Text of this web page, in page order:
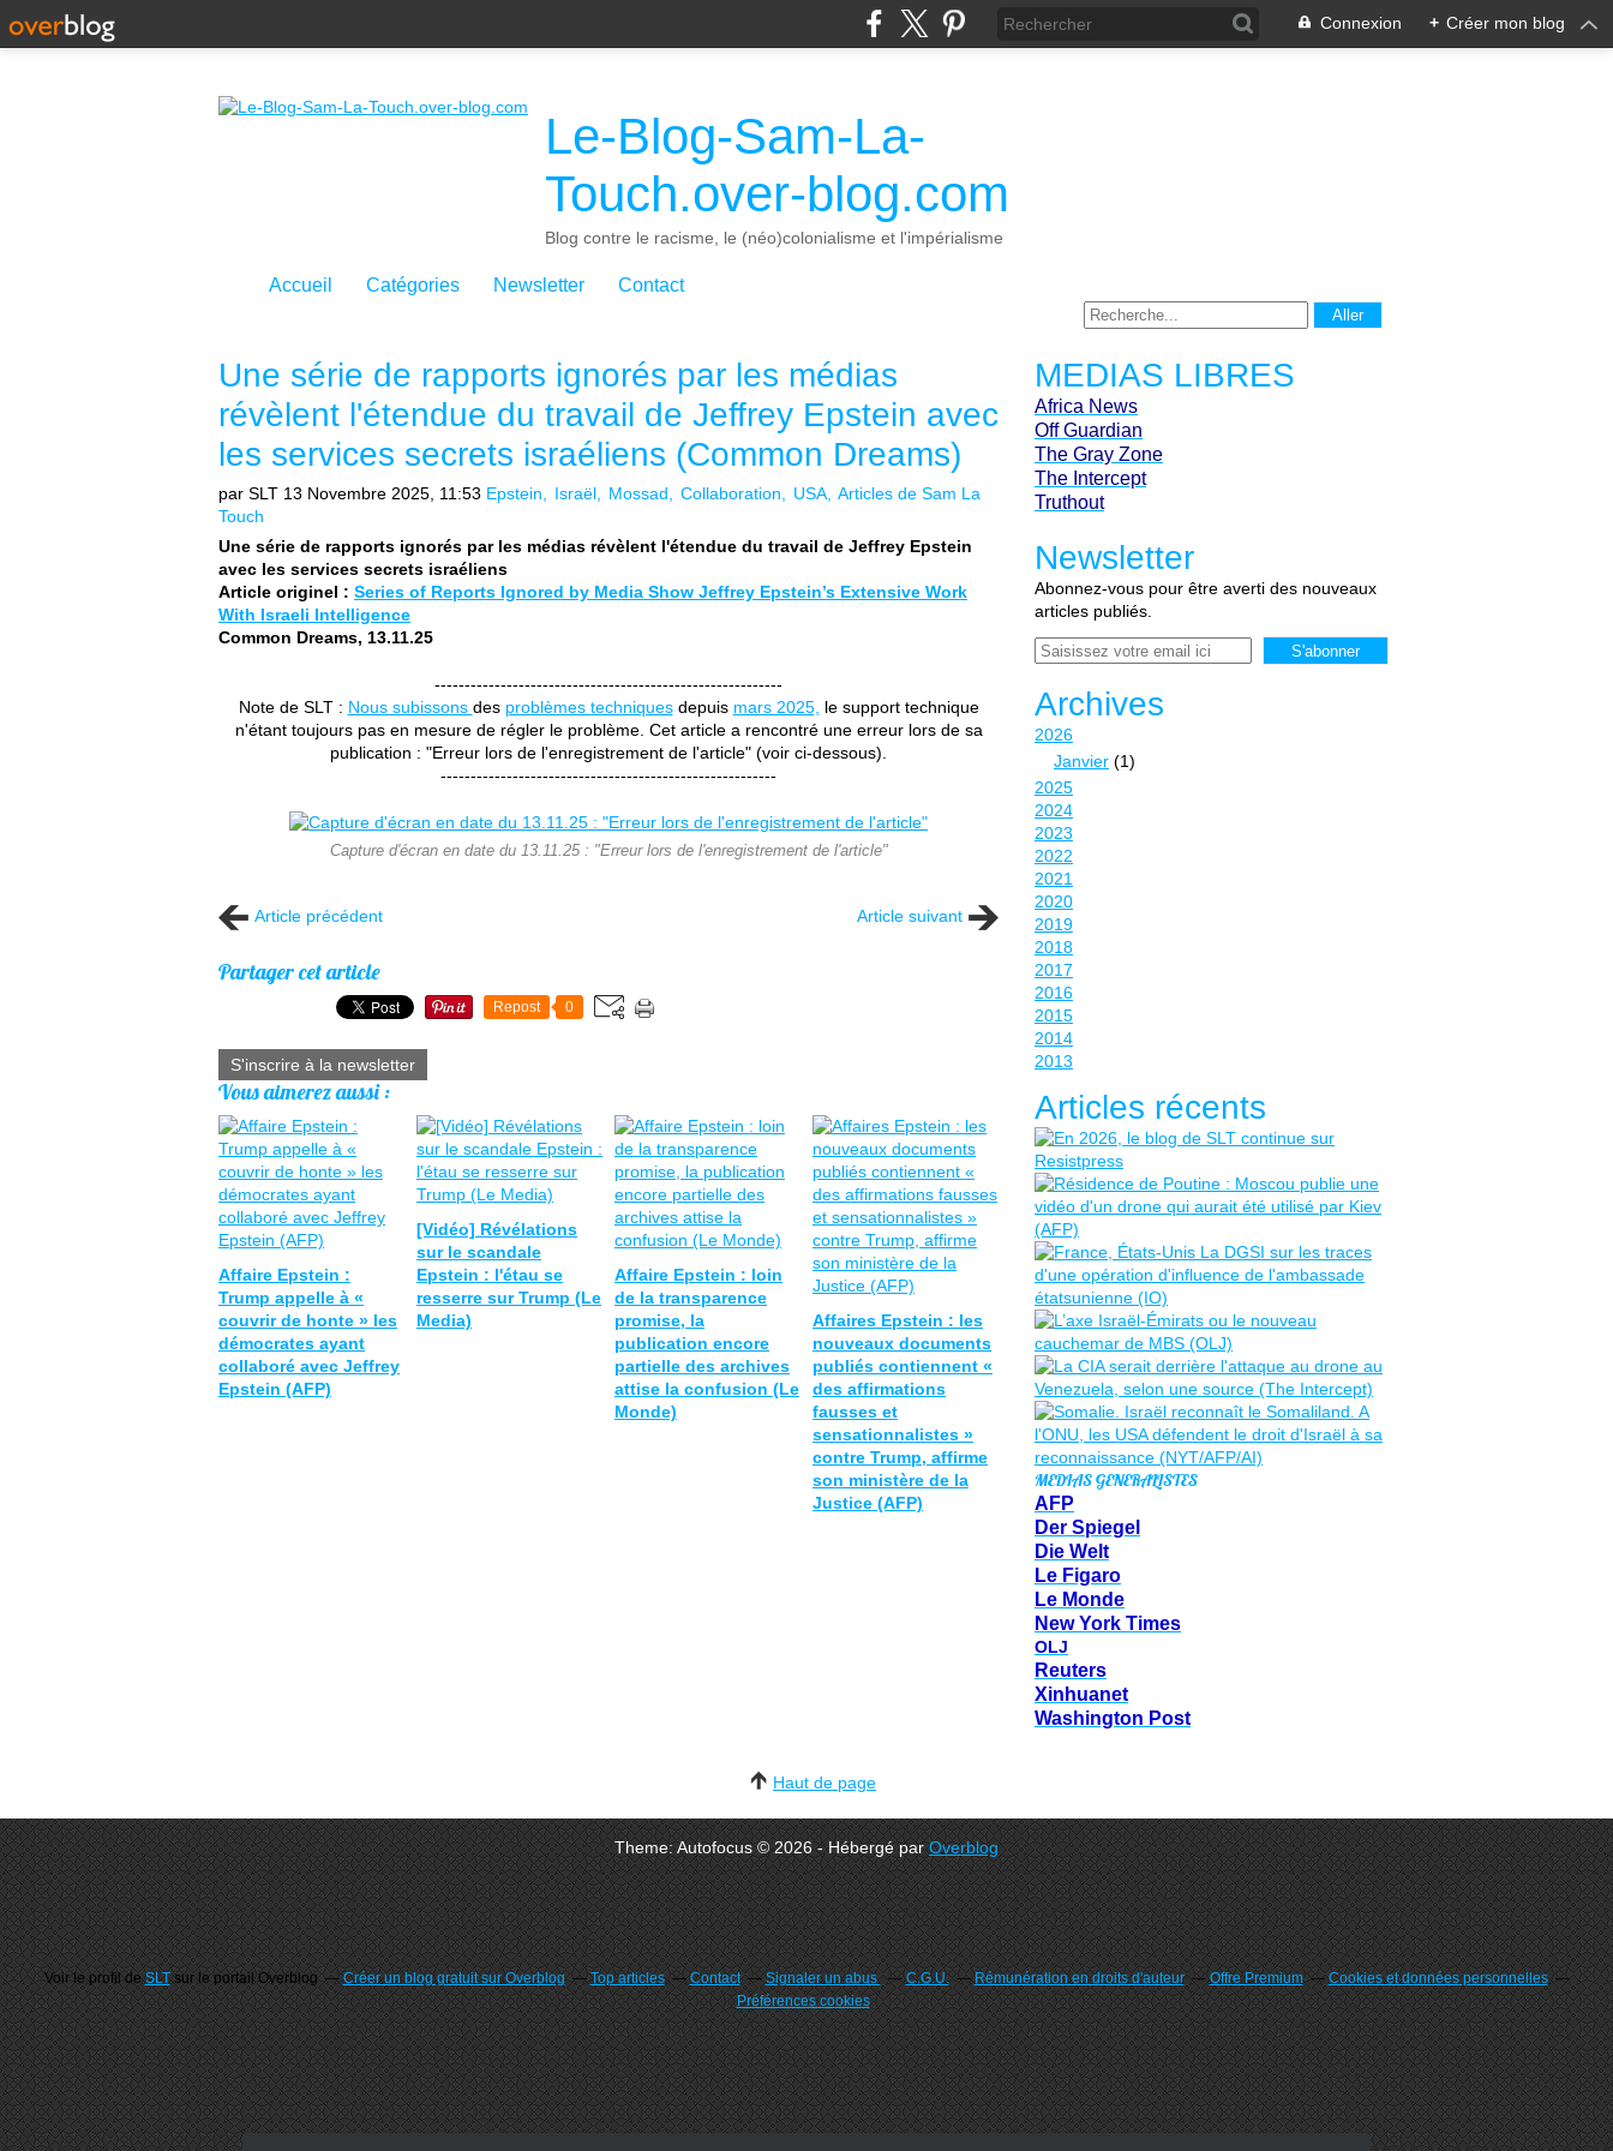
Connexion + Créer mon blog
Le-Blog-Sam-La-
Touch.over-blog.com
Blog contre le racisme, le (néo)colonialisme et l'impérialisme
Accueil Catégories Newsletter Contact
Une série de rapports ignorés par les médias
révèlent l'étendue du travail de Jeffrey Epstein avec
les services secrets israéliens (Common Dreams)
par SLT 13 Novembre 2025, 11:53 Epstein Israël Mossad Collaboration USA Articles de Sam La
Touch
Une série de rapports ignorés par les médias révèlent l'étendue du travail de Jeffrey Epstein
avec les services secrets israéliens
Article originel : Series of Reports Ignored by Media Show Jeffrey Epstein’s Extensive Work
With Israeli Intelligence
Common Dreams, 13.11.25
----------------------------------------------------------
Note de SLT : Nous subissons des problèmes techniquesdepuis mars 2025, le support technique
n'étant toujours pas en mesure de régler le problème. Cet article a rencontré une erreur lors de sa
publication : "Erreur lors de l'enregistrement de l'article" (voir ci-dessous).
--------------------------------------------------------
Capture d'écran en date du 13.11.25 : "Erreur lors de l'enregistrement de l'article"
Article précédent Article suivant
Partager cet article
Repost 0
S'inscrire à la newsletter
Vous aimerez aussi :
Affaire Epstein :
Trump appelle à «
couvrir de honte » les
démocrates ayant
collaboré avec Jeffrey
Epstein (AFP)
[Vidéo] Révélations
sur le scandale
Epstein : l'étau se
resserre sur Trump (Le
Media)
Affaire Epstein : loin
de la transparence
promise, la
publication encore
partielle des archives
attise la confusion (Le
Monde)
Affaires Epstein : les
nouveaux documents
publiés contiennent «
des affirmations
fausses et
sensationnalistes »
contre Trump, affirme
son ministère de la
Justice (AFP)
MEDIAS LIBRES
Africa News
Off Guardian
The Gray Zone
The Intercept
Truthout
Newsletter
Abonnez-vous pour être averti des nouveaux
articles publiés.
Email
Archives
2026
Janvier (1)
2025
2024
2023
2022
2021
2020
2019
2018
2017
2016
2015
2014
2013
Articles récents
MEDIAS GENERALISTES
AFP
Der Spiegel
Die Welt
Le Figaro
Le Monde
New York Times
OLJ
Reuters
Xinhuanet
Washington Post
Haut de page
Theme: Autofocus © 2026 - Hébergé parOverblog
Voir le profil deSLTsur le portail Overblog Créer un blog gratuit sur Overblog Top articles Contact Signaler un abus C.G.U. Rémunération en droits d'auteur Offre Premium
Cookies et données personnelles
Préférences cookies